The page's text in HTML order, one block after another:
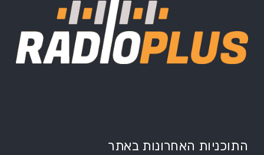
התוכניות האחרונות באתר